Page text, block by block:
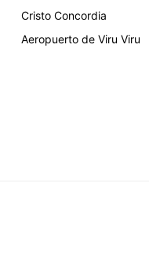
Cristo Concordia
Aeropuerto de Viru Viru